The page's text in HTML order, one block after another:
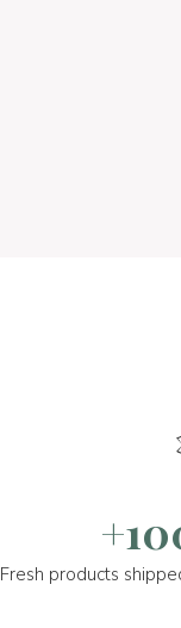
Fresh products